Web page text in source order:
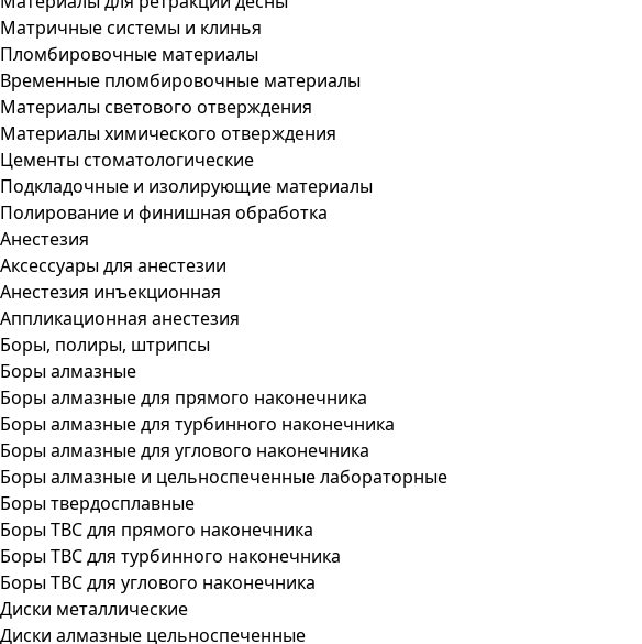
Матричные системы и клинья
Пломбировочные материалы
Временные пломбировочные материалы
Материалы светового отверждения
Материалы химического отверждения
Цементы стоматологические
Подкладочные и изолирующие материалы
Полирование и финишная обработка
Анестезия
Аксессуары для анестезии
Анестезия инъекционная
Аппликационная анестезия
Боры, полиры, штрипсы
Боры алмазные
Боры алмазные для прямого наконечника
Боры алмазные для турбинного наконечника
Боры алмазные для углового наконечника
Боры алмазные и цельноспеченные лабораторные
Боры твердосплавные
Боры ТВС для прямого наконечника
Боры ТВС для турбинного наконечника
Боры ТВС для углового наконечника
Диски металлические
Диски алмазные цельноспеченные